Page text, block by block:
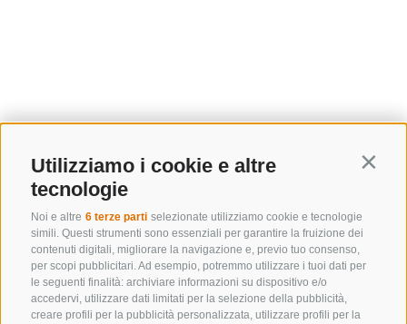
Utilizziamo i cookie e altre
tecnologie
Noi e altre 6 terze parti selezionate utilizziamo cookie e tecnologie
simili. Questi strumenti sono essenziali per garantire la fruizione dei
contenuti digitali, migliorare la navigazione e, previo tuo consenso,
per scopi pubblicitari. Ad esempio, potremmo utilizzare i tuoi dati per
le seguenti finalità: archiviare informazioni su dispositivo e/o
accedervi, utilizzare dati limitati per la selezione della pubblicità,
creare profili per la pubblicità personalizzata, utilizzare profili per la